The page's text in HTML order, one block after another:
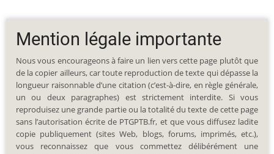
Mention légale importante
Nous vous encourageons à faire un lien vers cette page plutôt que
de la copier ailleurs, car toute reproduction de texte qui dépasse la
longueur raisonnable d’une citation (c’est-à-dire, en règle générale,
un ou deux paragraphes) est strictement interdite. Si vous
reproduisez une grande partie ou la totalité du texte de cette page
sans l’autorisation écrite de PTGPTB.fr, et que vous diffusez ladite
copie publiquement (sites Web, blogs, forums, imprimés, etc.),
vous reconnaissez que vous commettez délibérément une